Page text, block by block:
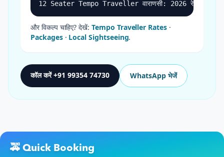
12 Seater Tempo Traveller वाराणसी: 2026 रेट व उपयोग
और विकल्प चाहिए? देखें:Tempo Traveller Rates·
Packages· Local Sightseeing.
कॉल करें +91 99354 74730 WhatsApp भेजें
🚕 Quick Booking